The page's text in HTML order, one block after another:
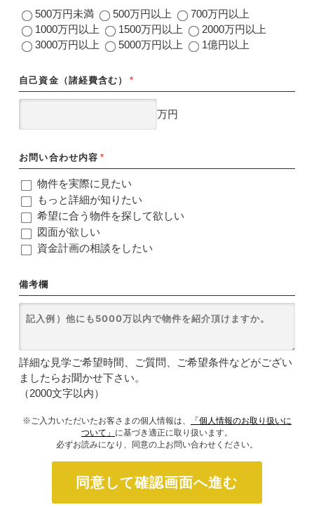
500万円未満 500万円以上
700万円以上
1000万円以上
1500万円以上
2000万円以上
3000万円以上
5000万円以上 1億円以上
自己資金（諸経費含む） *
万円
お問い合わせ内容 *
物件を実際に見たい
もっと詳細が知りたい
希望に合う物件を探して欲しい
図面が欲しい
資金計画の相談をしたい
備考欄
詳細な見学ご希望時間、ご質問、ご希望条件などがござい
ましたらお聞かせ下さい。
（2000文字以内）
※ご入力いただいたお客さまの個人情報は、
「個人情報のお取り扱いに
ついて」 に基づき適正に取り扱います。
必ずお読みになり、同意の上お問い合わせください。
同意して確認画面へ進む